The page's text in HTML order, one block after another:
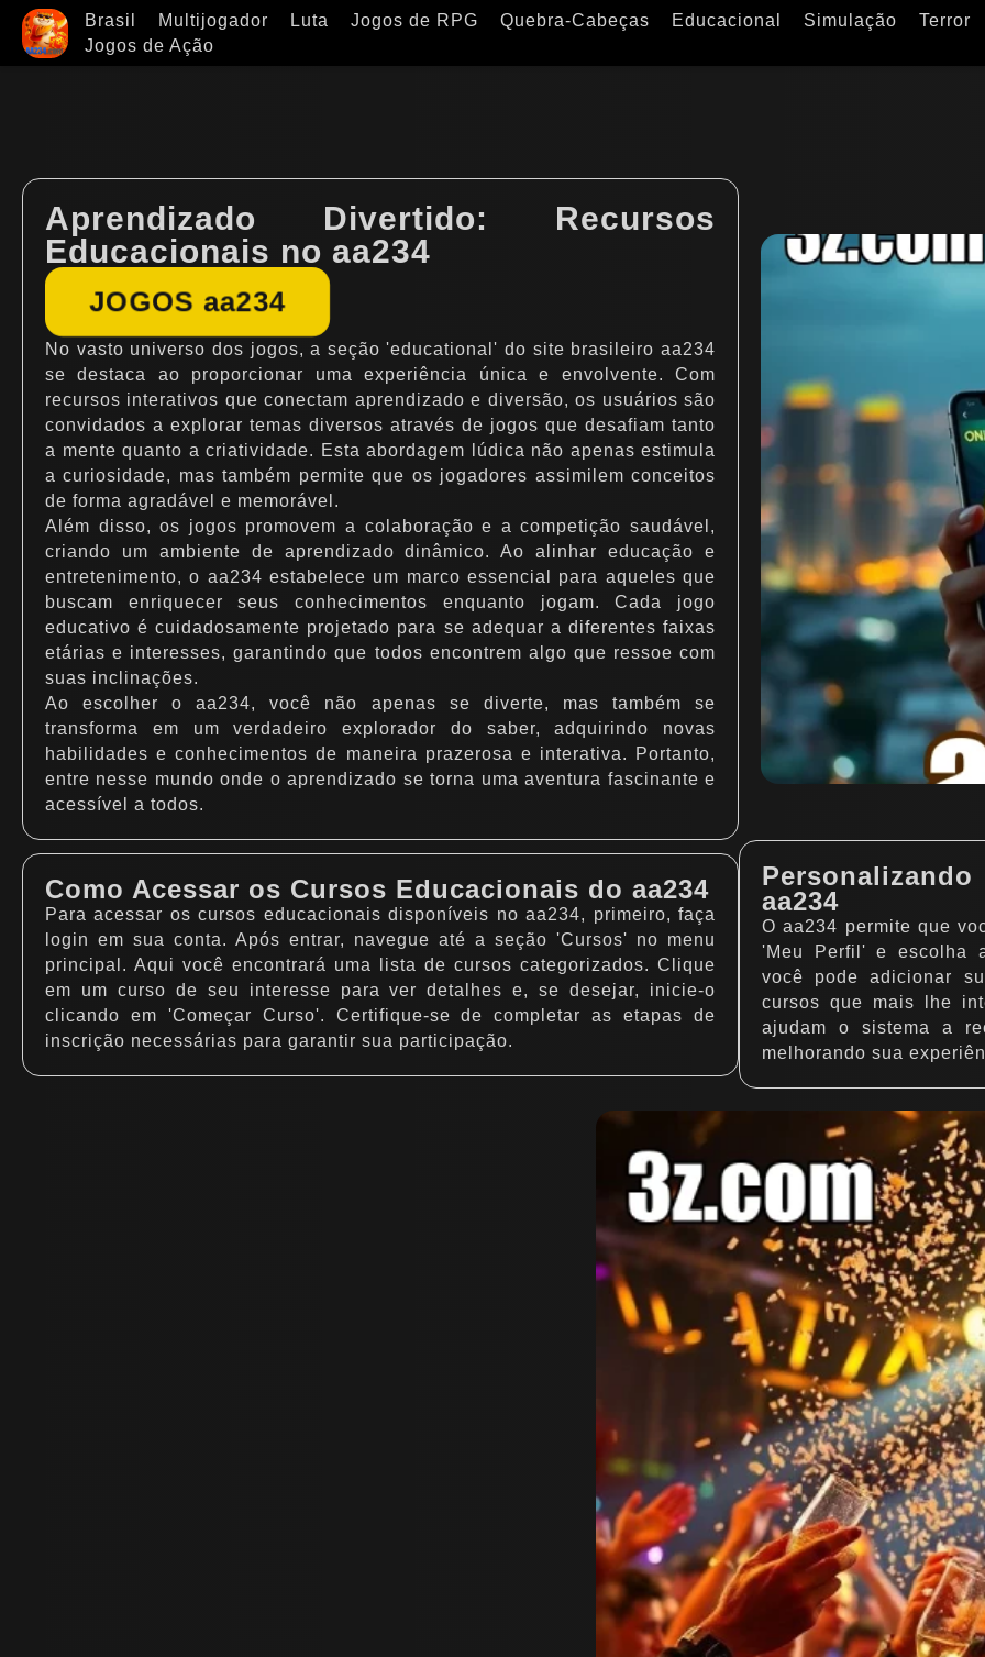
Brasil Multijogador Luta Jogos de RPG Quebra-Cabeças Educacional Simulação
Terror
Jogos de Ação
Aprendizado Divertido: Recursos
Educacionais no aa234
JOGOS aa234
No vasto universo dos jogos, a seção 'educational' do site brasileiro aa234
se destaca ao proporcionar uma experiência única e envolvente. Com
recursos interativos que conectam aprendizado e diversão, os usuários são
convidados a explorar temas diversos através de jogos que desafiam tanto
a mente quanto a criatividade. Esta abordagem lúdica não apenas estimula
a curiosidade, mas também permite que os jogadores assimilem conceitos
de forma agradável e memorável.
Além disso, os jogos promovem a colaboração e a competição saudável,
criando um ambiente de aprendizado dinâmico. Ao alinhar educação e
entretenimento, o aa234 estabelece um marco essencial para aqueles que
buscam enriquecer seus conhecimentos enquanto jogam. Cada jogo
educativo é cuidadosamente projetado para se adequar a diferentes faixas
etárias e interesses, garantindo que todos encontrem algo que ressoe com
suas inclinações.
Ao escolher o aa234, você não apenas se diverte, mas também se
transforma em um verdadeiro explorador do saber, adquirindo novas
habilidades e conhecimentos de maneira prazerosa e interativa. Portanto,
entre nesse mundo onde o aprendizado se torna uma aventura fascinante e
acessível a todos.
Como Acessar os Cursos Educacionais do aa234
Para acessar os cursos educacionais disponíveis no aa234, primeiro, faça
login em sua conta. Após entrar, navegue até a seção 'Cursos' no menu
principal. Aqui você encontrará uma lista de cursos categorizados. Clique
em um curso de seu interesse para ver detalhes e, se desejar, inicie-o
clicando em 'Começar Curso'. Certifique-se de completar as etapas de
inscrição necessárias para garantir sua participação.
aa234
O aa234 permite que
'Meu Perfil' e escolha
você pode adicionar
cursos que mais lhe
ajudam o sistema a
melhorando sua